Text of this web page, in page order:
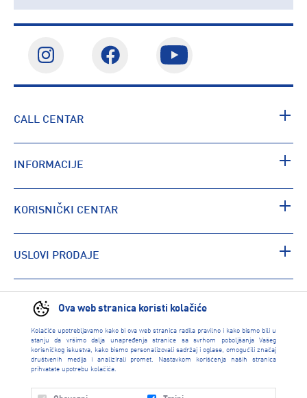
Ova web stranica koristi kolačiće
Kolačiće upotrebljavamo kako bi ova web stranica radila pravilno i kako bismo bili u
stanju da vršimo dalja unapređenja stranice sa svrhom poboljšanja Vašeg
korisničkog iskustva, kako bismo personalizovali sadržaj i oglase, omogućili značaj
društvenih medija i analizirali promet. Nastavkom korišćenja naših stranica
prihvatate upotrebu kolačića.
CALL CENTAR
INFORMACIJE
KORISNIČKI CENTAR
USLOVI PRODAJE
PRONAĐI RADNJU